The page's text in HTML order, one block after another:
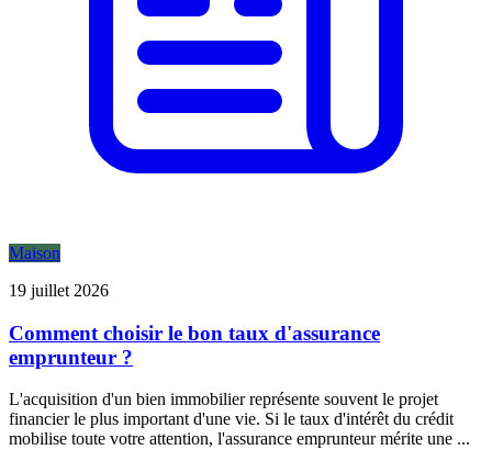
Maison
19 juillet 2026
Comment choisir le bon taux d'assurance
emprunteur ?
L'acquisition d'un bien immobilier représente souvent le projet
financier le plus important d'une vie. Si le taux d'intérêt du crédit
mobilise toute votre attention, l'assurance emprunteur mérite une ...